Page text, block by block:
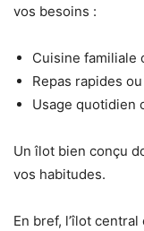
vos besoins :
Cuisine familiale
Repas rapides
Usage quotidien
Un îlot bien conçu
vos habitudes.
En bref, l’îlot